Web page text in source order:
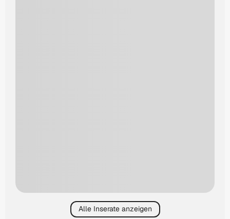
Alle Inserate anzeigen